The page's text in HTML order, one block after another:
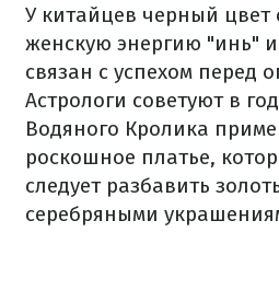
У китайцев черный цвет
женскую энергию "инь"
связан с успехом перед
Астрологи советуют в
Водяного Кролика
роскошное платье,
следует разбавить
серебряными